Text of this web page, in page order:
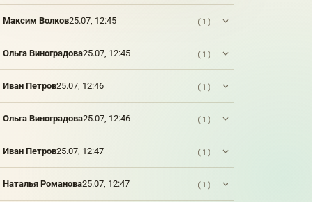
的性格
之前，
甚至更
性，很
长一段
时间过
去了。
大的河
Максим Волков25.07, 12:45 (1)
Ольга Виноградова25.07, 12:45 (1)
Иван Петров25.07, 12:46 (1)
Ольга Виноградова25.07, 12:46 (1)
Иван Петров25.07, 12:47 (1)
Наталья Романова25.07, 12:47 (1)